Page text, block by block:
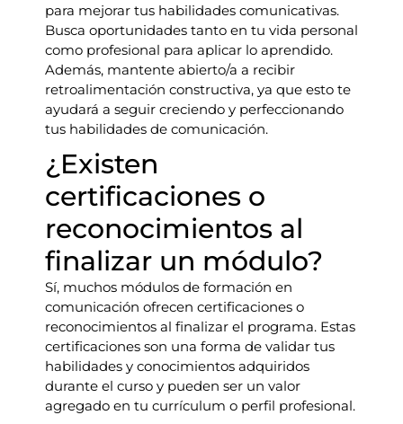
para mejorar tus habilidades comunicativas.
Busca oportunidades tanto en tu vida personal
como profesional para aplicar lo aprendido.
Además, mantente abierto/a a recibir
retroalimentación constructiva, ya que esto te
ayudará a seguir creciendo y perfeccionando
tus habilidades de comunicación.
¿Existen
certificaciones o
reconocimientos al
finalizar un módulo?
Sí, muchos módulos de formación en
comunicación ofrecen certificaciones o
reconocimientos al finalizar el programa. Estas
certificaciones son una forma de validar tus
habilidades y conocimientos adquiridos
durante el curso y pueden ser un valor
agregado en tu currículum o perfil profesional.